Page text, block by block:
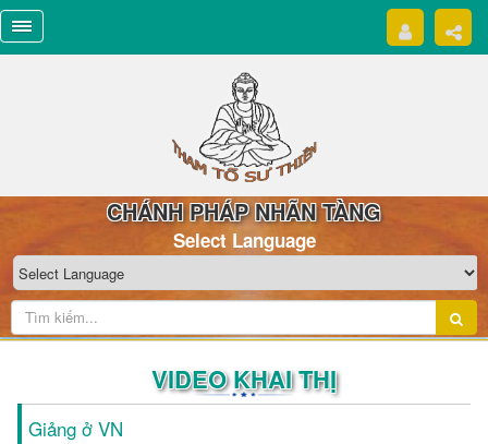
CHÁNH PHÁP NHÃN TÀNG
Select Language
VIDEO KHAI THỊ
Giảng ở VN